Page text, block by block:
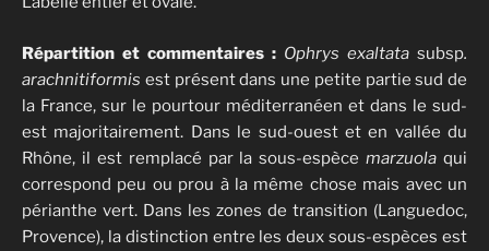
Répartition et commentaires : Ophrys exaltata subsp.
arachnitiformis est présent dans une petite partie sud de
la France, sur le pourtour méditerranéen et dans le sud-
est majoritairement. Dans le sud-ouest et en vallée du
Rhône, il est remplacé par la sous-espècemarzuola qui
correspond peu ou prou à la même chose mais avec un
périanthe vert. Dans les zones de transition (Languedoc,
Provence), la distinction entre les deux sous-espèces est